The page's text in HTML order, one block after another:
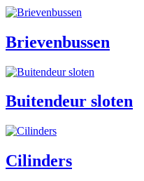
Brievenbussen
Buitendeur sloten
Cilinders